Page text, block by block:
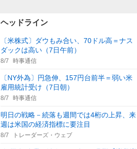
ヘッドライン
〔米株式〕ダウもみ合い、70ドル高＝ナス
ダックは高い（7日午前）
8/7 時事通信
〔NY外為〕円急伸、157円台前半＝弱い米
雇用統計受け（7日朝）
8/7 時事通信
明日の戦略－続落も週間では4桁の上昇、来
週は米国の経済指標に要注目
8/7 トレーダーズ・ウェブ